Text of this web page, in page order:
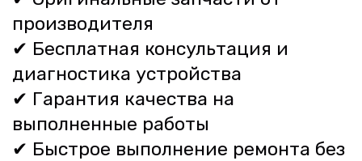
производителя
✔ Бесплатная консультация и
диагностика устройства
✔ Гарантия качества на
выполненные работы
✔ Быстрое выполнение ремонта без